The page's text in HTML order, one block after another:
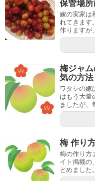
保管場所
嫁の実家は
れてきます
作りますが
梅ジャ
気の方
ワタシの嫁
はもう大量
ましたが、
梅 作り
梅の作り方
イト掲載の
とめました